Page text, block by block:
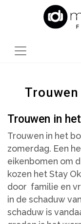
Trouwen in
Trouwen in het
zomerdag. Een
eikenbomen om
kozen het Stay
door familie en
in de schaduw
schaduw is